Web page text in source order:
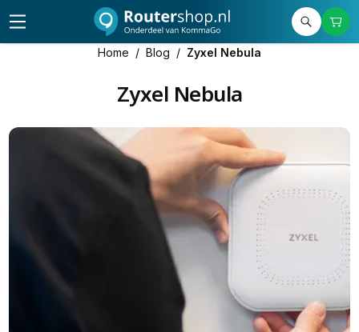
Home / Blog / Zyxel Nebula
Zyxel Nebula